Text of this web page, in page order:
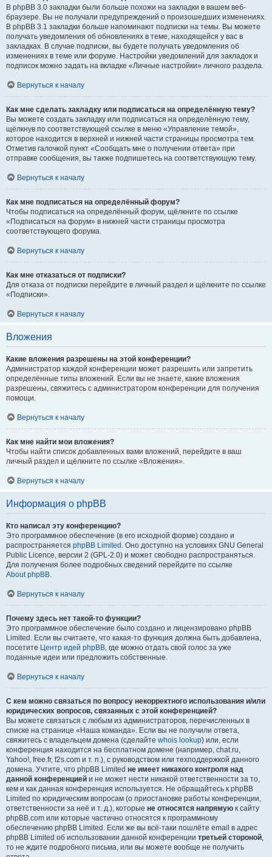
В phpBB 3.0 закладки были больше похожи на закладки в вашем веб-
браузере. Вы не получали предупреждений о произошедших изменениях.
В phpBB 3.1 закладки больше напоминают подписки на темы. Вы можете
получать уведомления об обновлениях в теме, находящейся у вас в
закладках. В случае подписки, вы будете получать уведомления об
изменениях в теме или форуме. Настройки уведомлений для закладок и
подписок можно задать на вкладке «Личные настройки» личного раздела.
Вернуться к началу
Как мне сделать закладку или подписаться на определённую тему?
Вы можете создать закладку или подписаться на определённую тему,
щёлкнув по соответствующей ссылке в меню «Управление темой»,
которое находится в верхней и нижней части страницы просмотра тем.
Отметив галочкой пункт «Сообщать мне о получении ответа» при
отправке сообщения, вы также подпишетесь на соответствующую тему.
Вернуться к началу
Как мне подписаться на определённый форум?
Чтобы подписаться на определённый форум, щёлкните по ссылке
«Подписаться на форум» в нижней части страницы просмотра
соответствующего форума.
Вернуться к началу
Как мне отказаться от подписки?
Для отказа от подписки перейдите в личный раздел и щёлкните по ссылке
«Подписки».
Вернуться к началу
Вложения
Какие вложения разрешены на этой конференции?
Администратор каждой конференции может разрешить или запретить
определённые типы вложений. Если вы не знаете, какие вложения
разрешены, свяжитесь с администратором конференции для получения
помощи.
Вернуться к началу
Как мне найти мои вложения?
Чтобы найти список добавленных вами вложений, перейдите в ваш
личный раздел и щёлкните по ссылке «Вложения».
Вернуться к началу
Информация о phpBB
Кто написал эту конференцию?
Это программное обеспечение (в его исходной форме) создано и
распространяется phpBB Limited . Оно доступно на условиях GNU General
Public Licence, версии 2 (GPL-2.0) и может свободно распространяться.
Для получения более подробных сведений перейдите по ссылке
About phpBB.
Вернуться к началу
Почему здесь нет такой-то функции?
Это программное обеспечение было создано и лицензировано phpBB
Limited. Если вы считаете, что какая-то функция должна быть добавлена,
посетите Центр идей phpBB, где можно отдать свой голос за уже
поданные идеи или предложить собственные.
Вернуться к началу
С кем можно связаться по вопросу некорректного использования и/или
юридических вопросов, связанных с этой конференцией?
Вы можете связаться с любым из администраторов, перечисленных в
списке на странице «Наша команда». Если вы не получили ответа,
свяжитесь с владельцем домена (сделайте whois lookup) или, если
конференция находится на бесплатном домене (например, chat.ru,
Yahoo!, free.fr, f2s.com и т. п.), с руководством или техподдержкой данного
домена. Учтите, что phpBB Limited не имеет никакого контроля над
данной конференцией и не может нести никакой ответственности за то,
кем и как данная конференция используется. Не обращайтесь к phpBB
Limited по юридическим вопросам (о приостановке работы конференции,
ответственности за неё и т. д.), которые не относятся напрямую к сайту
phpBB.com или которые частично относятся к программному
обеспечению phpBB Limited. Если же вы всё-таки пошлёте email в адрес
phpBB Limited об использовании данной конференции третьей стороной,
то не ждите подробного письма, или вы можете вообще не получить